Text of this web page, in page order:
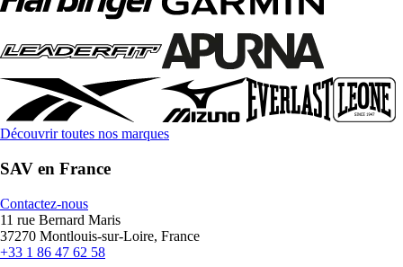
Découvrir toutes nos marques
SAV en France
Contactez-nous
11 rue Bernard Maris
37270 Montlouis-sur-Loire, France
+33 1 86 47 62 58